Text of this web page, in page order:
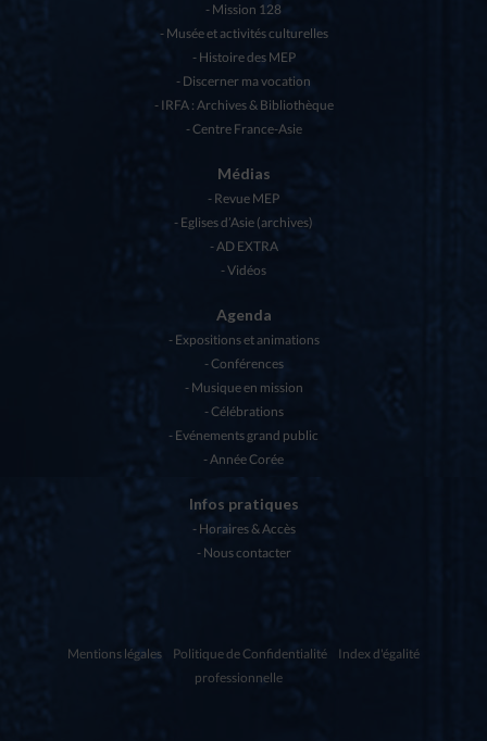
Mission 128
Musée et activités culturelles
Histoire des MEP
Discerner ma vocation
IRFA : Archives & Bibliothèque
Centre France-Asie
Médias
Revue MEP
Eglises d’Asie (archives)
AD EXTRA
Vidéos
Agenda
Expositions et animations
Conférences
Musique en mission
Célébrations
Evénements grand public
Année Corée
Infos pratiques
Horaires & Accès
Nous contacter
Mentions légales Politique de Confidentialité
Index d'égalité
professionnelle